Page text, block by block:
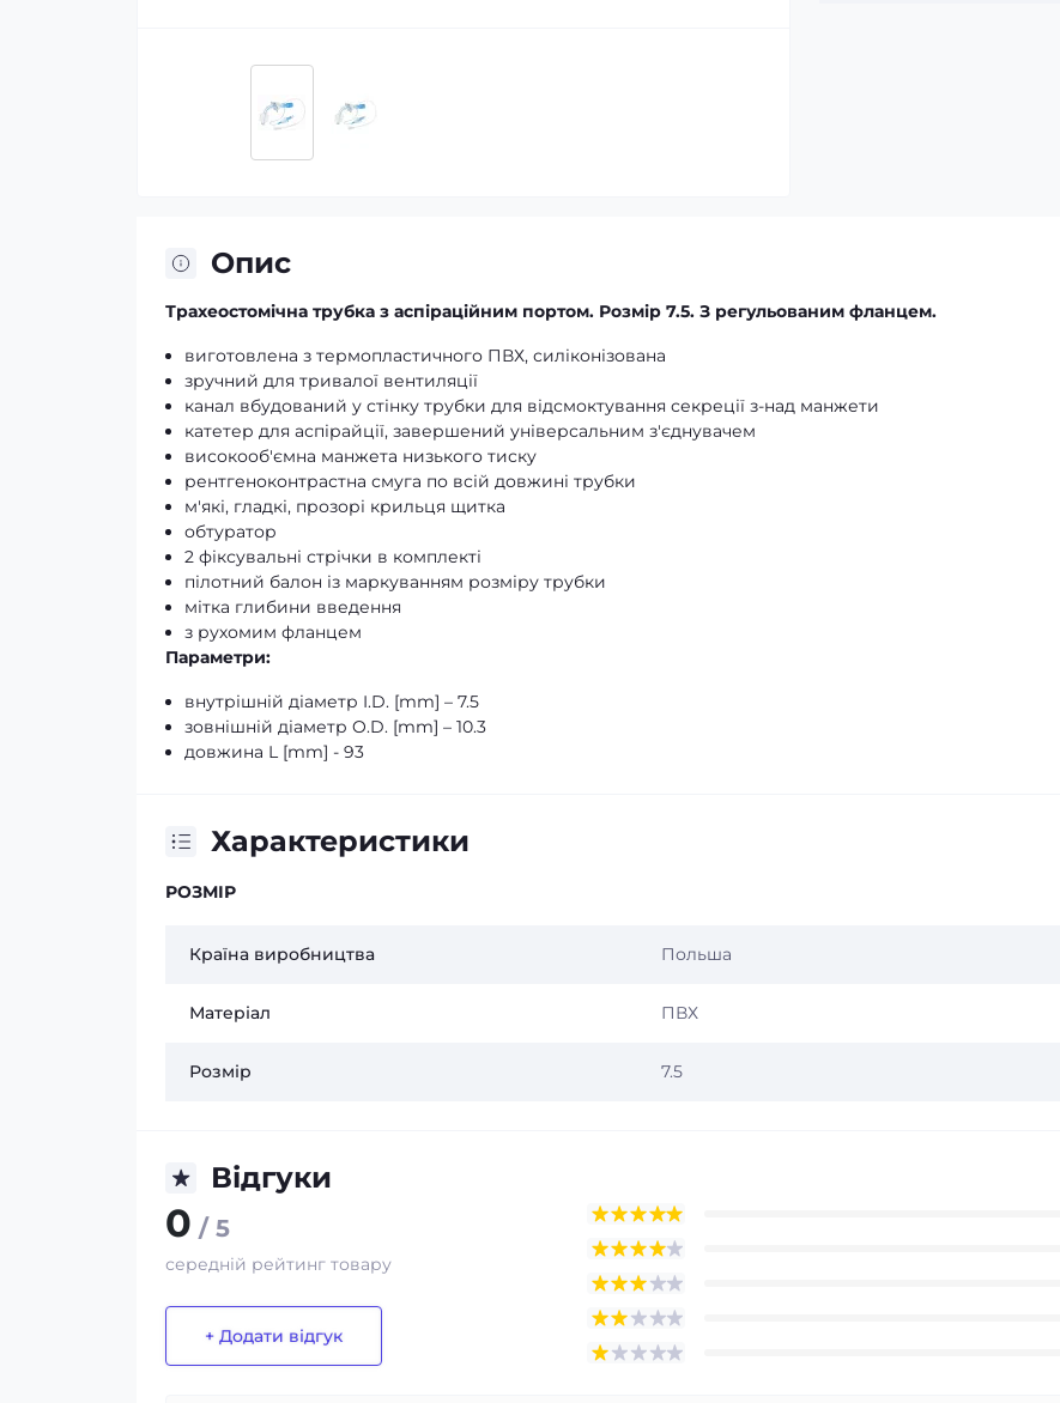
Опис
Трахеостомічна трубка з аспіраційним портом. Розмір 7.5. З регульованим фланцем.
виготовлена з термопластичного ПВХ, силіконізована
зручний для тривалої вентиляції
канал вбудований у стінку трубки для відсмоктування секреції з-над манжети
катетер для аспірайції, завершений універсальним з'єднувачем
високооб'ємна манжета низького тиску
рентгеноконтрастна смуга по всій довжині трубки
м'які, гладкі, прозорі крильця щитка
обтуратор
2 фіксувальні стрічки в комплекті
пілотний балон із маркуванням розміру трубки
мітка глибини введення
з рухомим фланцем
Параметри:
внутрішній діаметр I.D. [mm] – 7.5
зовнішній діаметр O.D. [mm] – 10.3
довжина L [mm] - 93
Характеристики
РОЗМІР
Країна виробництва Польша
Матеріал ПВХ
Розмір 7.5
Відгуки
0 / 5
середній рейтинг товару
+ Додати відгук